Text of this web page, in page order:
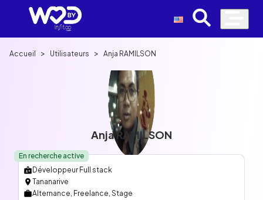
Accueil > Utilisateurs > Anja RAMILSON
Anja RAMILSON
En recherche active
Développeur Full stack
Tananarive
Alternance, Freelance, Stage